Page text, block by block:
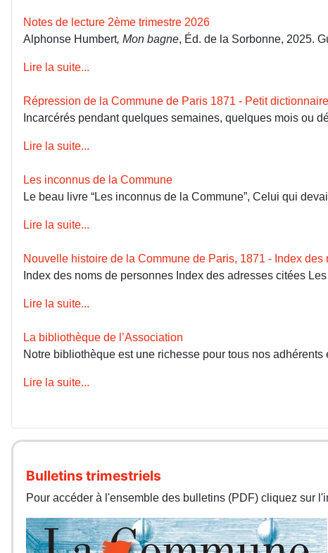
Notes de lecture 2ème trimestre 2026
Alphonse Humbert, Mon bagne, Éd. de la Sorbonne, 2025.
Lire la suite...
Répression de la Commune de Paris 1871 - Petit
Incarcérés pendant quelques semaines, quelques mois ou
Lire la suite...
Les inconnus de la Commune
Le beau livre “Les inconnus de la Commune”, Celui qui
Lire la suite...
Nouvelle histoire de la Commune de Paris, 1871 - Index des
Index des noms de personnes Index des adresses citées
Lire la suite...
La bibliothèque de l’Association
Notre bibliothèque est une richesse pour tous nos
Lire la suite...
Bulletins trimestriels
Pour accéder à l'ensemble des bulletins (PDF) cliquez sur